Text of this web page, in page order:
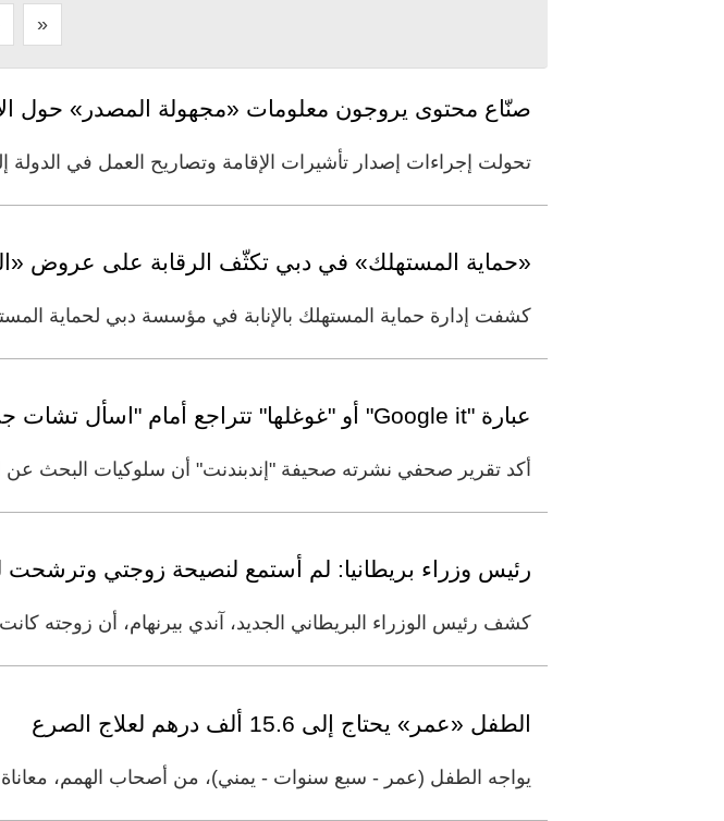
»
صنّاع محتوى يروجون معلومات «مجهولة المصدر» حول
تحولت إجراءات إصدار تأشيرات الإقامة وتصاريح العمل في
«حماية المستهلك» في دبي تكثّف الرقابة على عروض
كشفت إدارة حماية المستهلك بالإنابة في مؤسسة دبي لحماية
عبارة "Google it" أو "غوغلها" تتراجع أمام "اسأل تشات جي بي تي"
أكد تقرير صحفي نشرته صحيفة "إندبندنت" أن سلوكيات البحث عن
رئيس وزراء بريطانيا: لم أستمع لنصيحة زوجتي وترشحت
كشف رئيس الوزراء البريطاني الجديد، آندي بيرنهام، أن زوجته
الطفل «عمر» يحتاج إلى 15.6 ألف درهم لعلاج الصرع
يواجه الطفل (عمر - سبع سنوات - يمني)، من أصحاب الهمم،